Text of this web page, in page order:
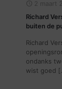
2 maart
Richard
buiten de
Richard
ondanks
wist goed